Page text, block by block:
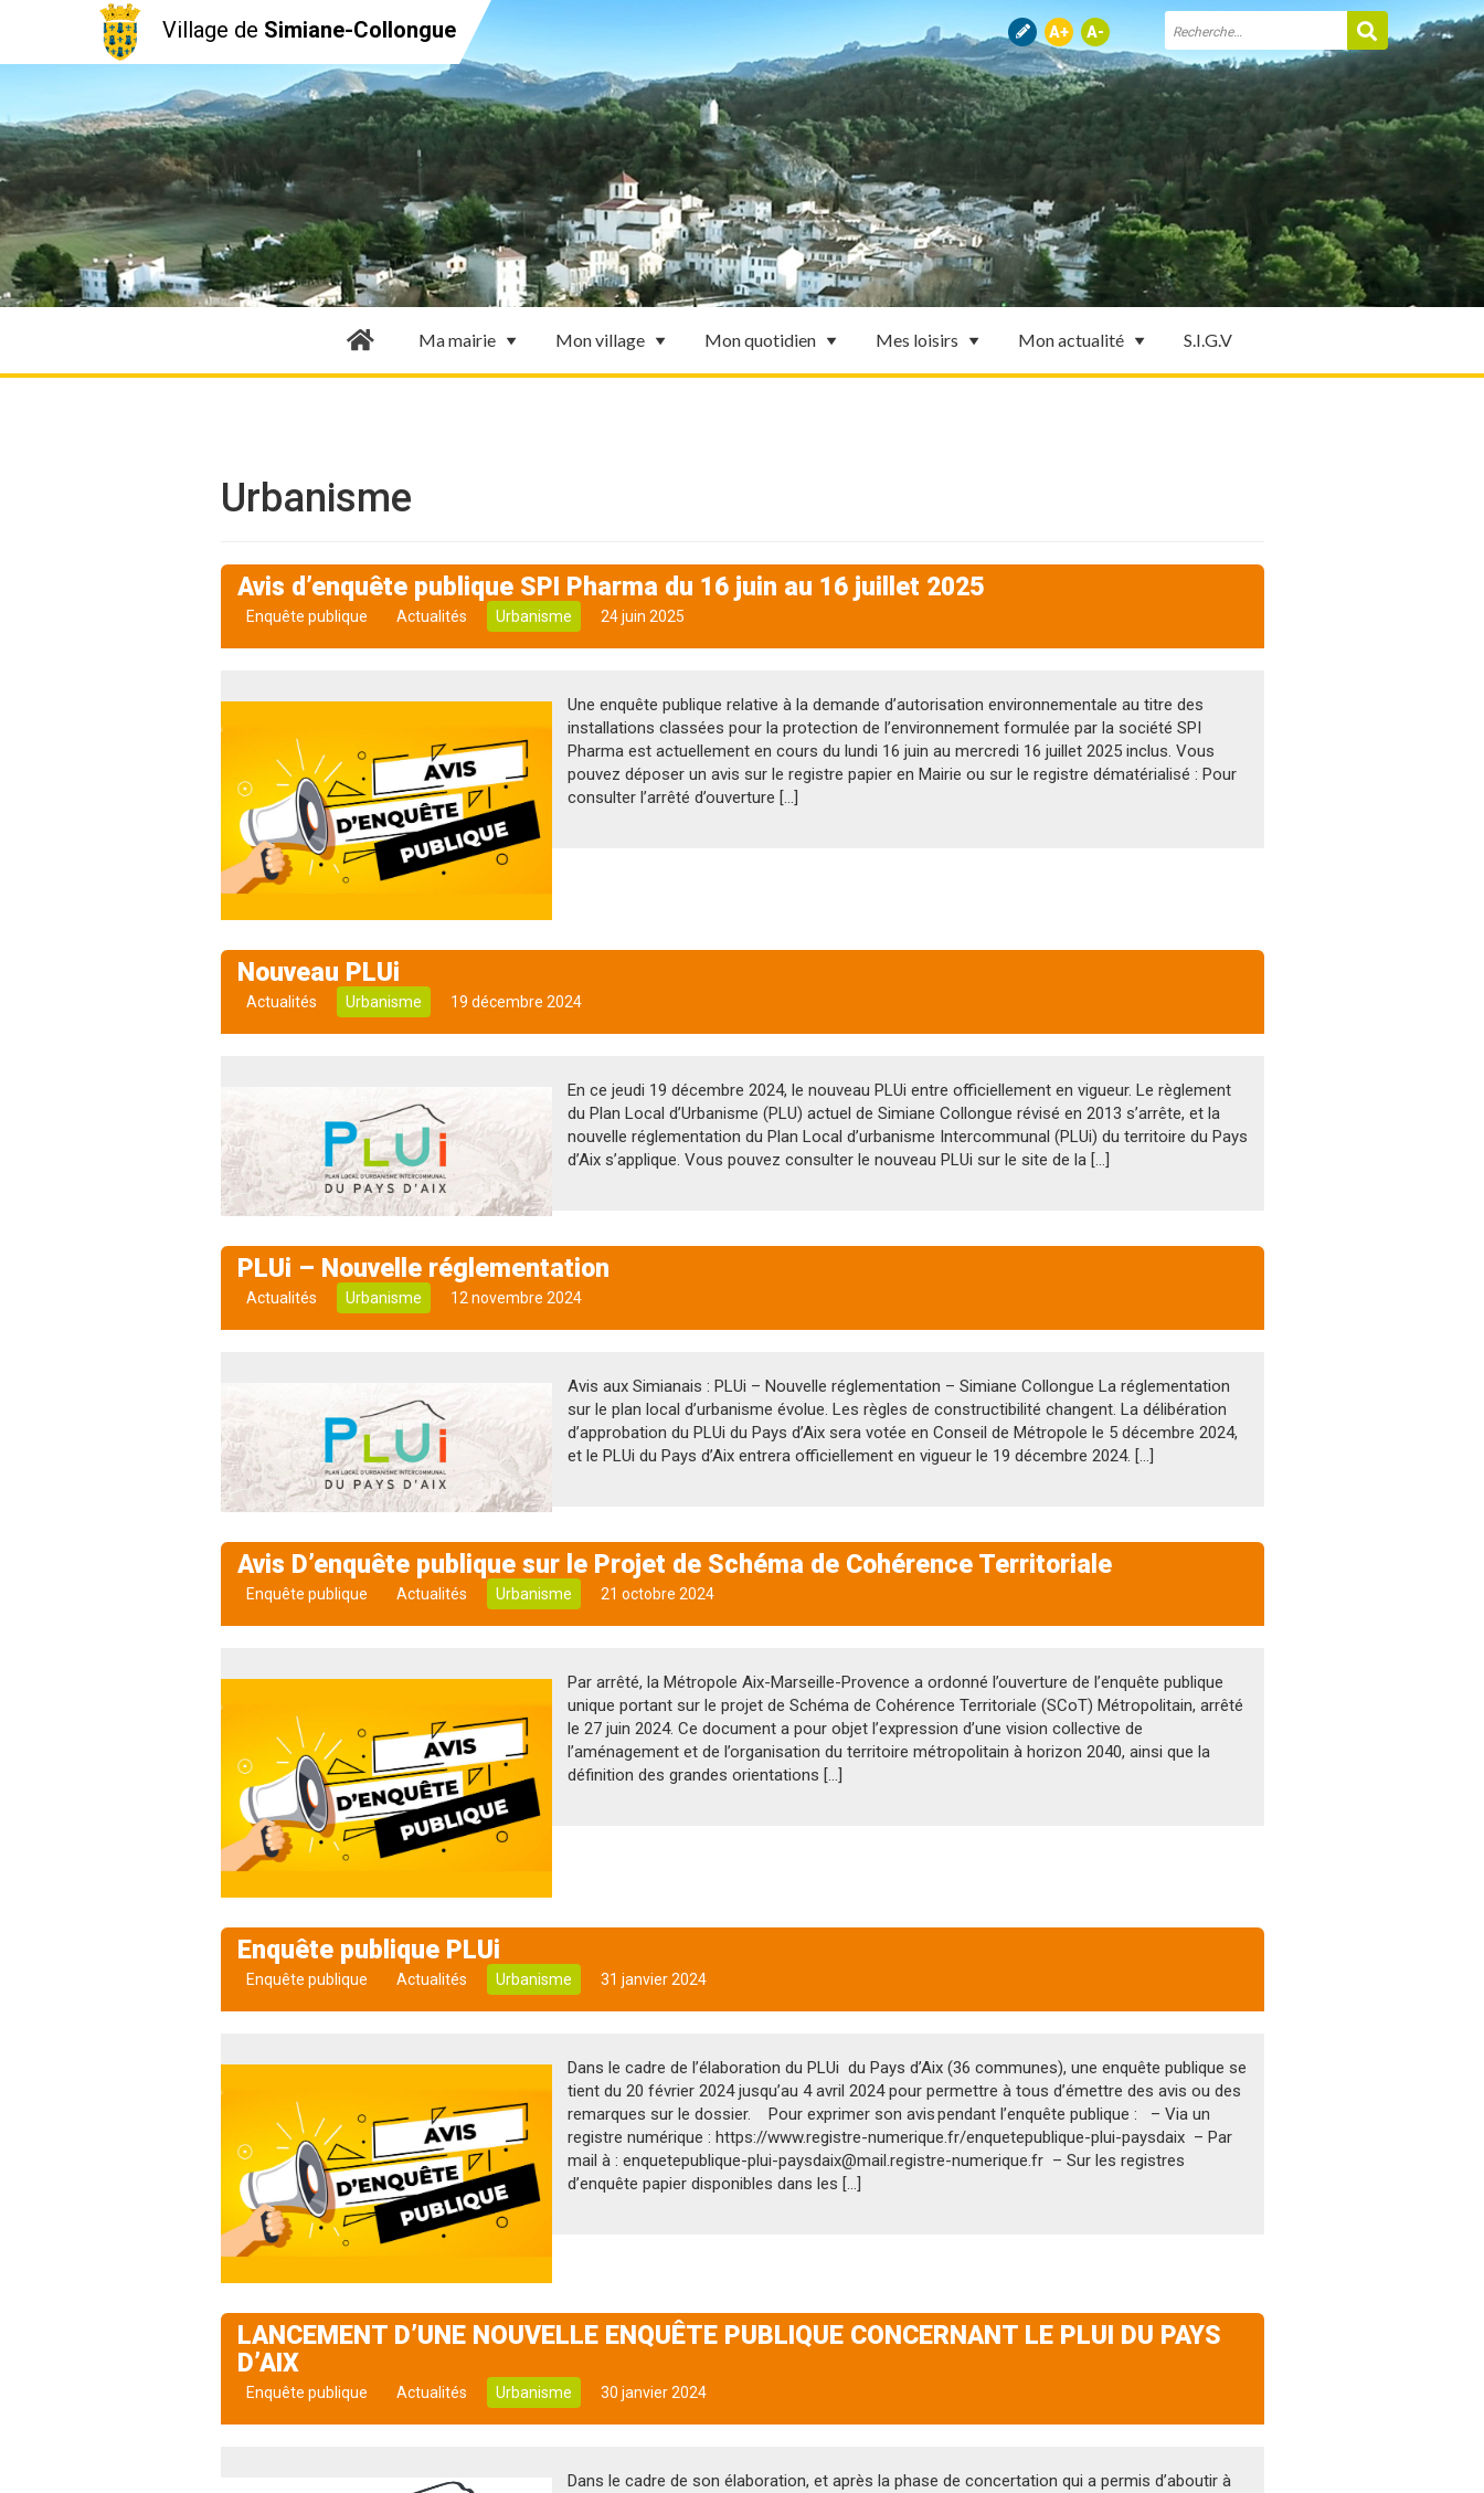
Village de Simiane-Collongue
Ma mairie Mon village Mon quotidien Mes loisirs Mon actualité S.I.G.V
Urbanisme
Avis d’enquête publique SPI Pharma du 16 juin au 16 juillet 2025
Enquête publique Actualités Urbanisme 24 juin 2025
Une enquête publique relative à la demande d’autorisation environnementale au titre des
installations classées pour la protection de l’environnement formulée par la société SPI
Pharma est actuellement en cours du lundi 16 juin au mercredi 16 juillet 2025 inclus. Vous
pouvez déposer un avis sur le registre papier en Mairie ou sur le registre dématérialisé : Pour
consulter l’arrêté d’ouverture […]
Nouveau PLUi
Actualités Urbanisme 19 décembre 2024
En ce jeudi 19 décembre 2024, le nouveau PLUi entre officiellement en vigueur. Le règlement
du Plan Local d’Urbanisme (PLU) actuel de Simiane Collongue révisé en 2013 s’arrête, et la
nouvelle réglementation du Plan Local d’urbanisme Intercommunal (PLUi) du territoire du Pays
d’Aix s’applique. Vous pouvez consulter le nouveau PLUi sur le site de la […]
PLUi – Nouvelle réglementation
Actualités Urbanisme 12 novembre 2024
Avis aux Simianais : PLUi – Nouvelle réglementation – Simiane Collongue La réglementation
sur le plan local d’urbanisme évolue. Les règles de constructibilité changent. La délibération
d’approbation du PLUi du Pays d’Aix sera votée en Conseil de Métropole le 5 décembre 2024,
et le PLUi du Pays d’Aix entrera officiellement en vigueur le 19 décembre 2024. […]
Avis D’enquête publique sur le Projet de Schéma de Cohérence Territoriale
Enquête publique Actualités Urbanisme 21 octobre 2024
Par arrêté, la Métropole Aix-Marseille-Provence a ordonné l’ouverture de l’enquête publique
unique portant sur le projet de Schéma de Cohérence Territoriale (SCoT) Métropolitain, arrêté
le 27 juin 2024. Ce document a pour objet l’expression d’une vision collective de
l’aménagement et de l’organisation du territoire métropolitain à horizon 2040, ainsi que la
définition des grandes orientations […]
Enquête publique PLUi
Enquête publique Actualités Urbanisme 31 janvier 2024
Dans le cadre de l’élaboration du PLUi du Pays d’Aix (36 communes), une enquête publique se
tient du 20 février 2024 jusqu’au 4 avril 2024 pour permettre à tous d’émettre des avis ou des
remarques sur le dossier. Pour exprimer son avis pendant l’enquête publique : – Via un
registre numérique : https://www.registre-numerique.fr/enquetepublique-plui-paysdaix – Par
mail à : enquetepublique-plui-paysdaix@mail.registre-numerique.fr – Sur les registres
d’enquête papier disponibles dans les […]
LANCEMENT D’UNE NOUVELLE ENQUÊTE PUBLIQUE CONCERNANT LE PLUI DU PAYS
D’AIX
Enquête publique Actualités Urbanisme 30 janvier 2024
Dans le cadre de son élaboration, et après la phase de concertation qui a permis d’aboutir à